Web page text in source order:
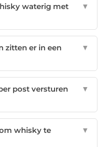
waterig met
▼
zitten er in een
▼
post versturen
▼
whisky te
▼